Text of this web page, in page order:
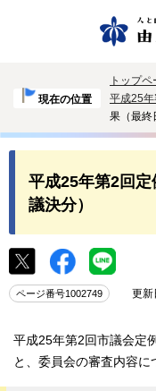
現在の位置
トップペ
平成25
果（最終
平成25年第2回定
議決分）
ページ番号1002749 更新
平成25年第2回市議会定
と、委員会の審査内容に